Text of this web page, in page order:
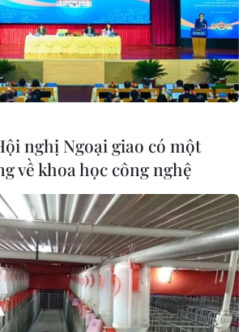
nghị Ngoại giao có một
về khoa học công nghệ